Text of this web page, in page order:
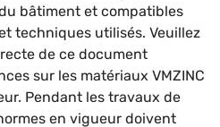
bâtiment et compatibles
techniques utilisés. Veuillez
de ce document
sur les matériaux VMZINC
Pendant les travaux de
en vigueur doivent